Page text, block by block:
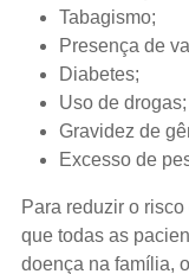
Tabagismo;
Presença de
Diabetes;
Uso de drogas;
Gravidez de
Excesso de
Para reduzir o
que todas as
doença na família,